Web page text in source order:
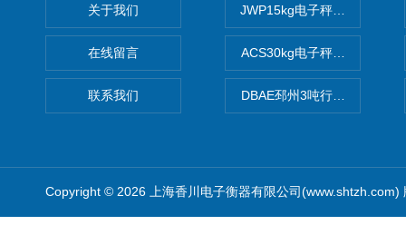
关于我们
在线留言
联系我们
JWP15kg电子秤价格,15公
ACS30kg电子秤价格,30公
DBAE邳州3吨行车电子吊秤
Copyright © 2026 上海香川电子衡器有限公司(www.shtzh.com)